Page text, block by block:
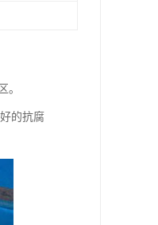
。
的抗腐